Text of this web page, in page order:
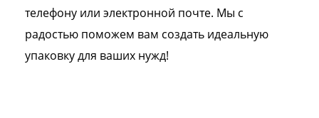
телефону или электронной почте. Мы с
радостью поможем вам создать идеальную
упаковку для ваших нужд!